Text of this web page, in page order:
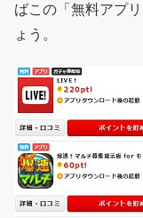
ばこの「無料アプ
ょう。